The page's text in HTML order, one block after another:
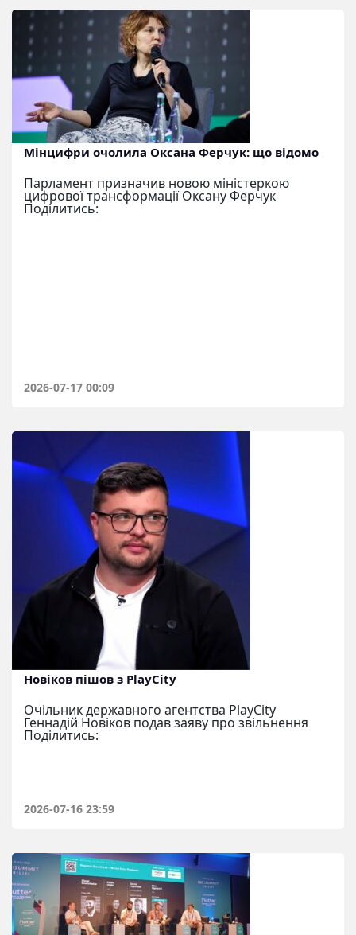
Мінцифри очолила Оксана Ферчук: що відомо
Парламент призначив новою міністеркою
цифрової трансформації Оксану Ферчук
Поділитись:
2026-07-17 00:09
Новіков пішов з PlayCity
Очільник державного агентства PlayCity
Геннадій Новіков подав заяву про звільнення
Поділитись:
2026-07-16 23:59